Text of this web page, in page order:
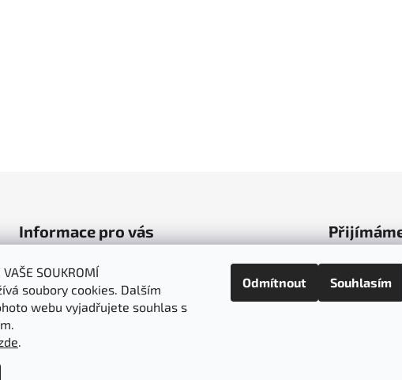
VAŠE SOUKROMÍ
soubory cookies. Dalším
webu vyjadřujete souhlas s
.
Odmítnout Souhlasím
Informace pro vás
Obchodní podmínky
Podmínky ochrany osobních údajů
Doprava a platba